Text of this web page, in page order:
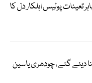
تعینات پولیس اہلکار دل کا
دیئے گئے، چودھری یاسین